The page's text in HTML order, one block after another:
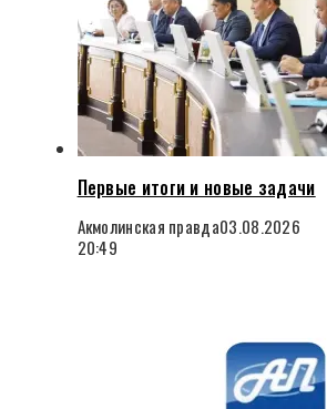
Первые итоги и новые задачи
Акмолинская правда03.08.2026
20:49